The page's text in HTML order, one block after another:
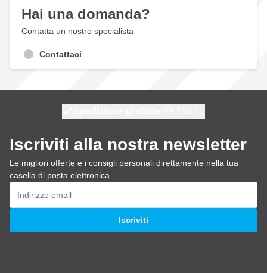
Hai una domanda?
Contatta un nostro specialista
Contattaci
Iscriviti alla nostra newsletter
Le migliori offerte e i consigli personali direttamente nella tua
casella di posta elettronica.
Indirizzo email
Iscriviti